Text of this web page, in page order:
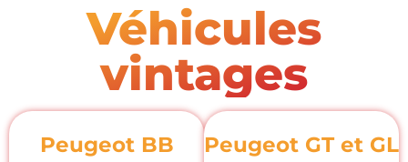
Véhicules
vintages
Peugeot BB
Peugeot GT et GL